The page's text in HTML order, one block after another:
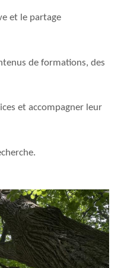
et le partage
de formations, des
et accompagner leur